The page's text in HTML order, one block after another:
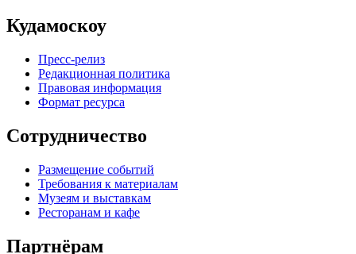
Кудамоскоу
Пресс-релиз
Редакционная политика
Правовая информация
Формат ресурса
Сотрудничество
Размещение событий
Требования к материалам
Музеям и выставкам
Ресторанам и кафе
Партнёрам